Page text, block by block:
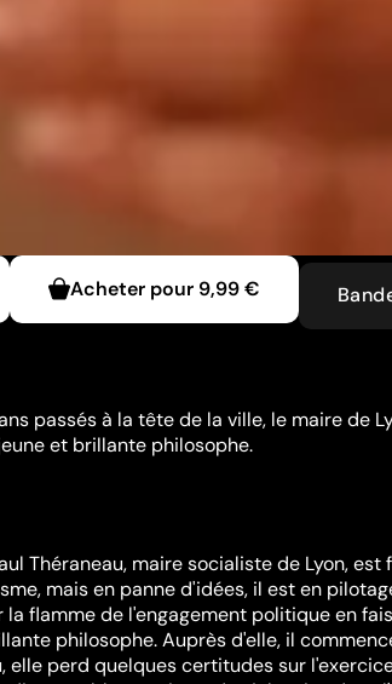
Acheter pour 9,99 €
passés à la tête de la ville, le maire de
et brillante philosophe.
Théraneau, maire socialiste de Lyon, est
mais en panne d'idées, il est en
flamme de l'engagement politique en
philosophe. Auprès d'elle, il
elle perd quelques certitudes sur